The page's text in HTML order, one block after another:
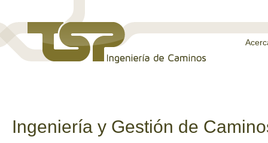
Ingeniería y Gestión de